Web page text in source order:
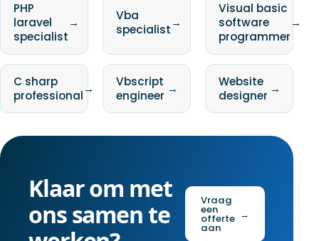
PHP
laravel
specialist
→
Vba
specialist→
Visual basic
software
programmer
→
C sharp
professional→
Vbscript
engineer →
Website
designer →
Klaar om met
ons samen te
Vraag
een
offerte
aan
→